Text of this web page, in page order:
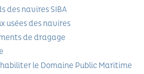
des navires SIBA
usées des navires
de dragage
le Domaine Public Maritime